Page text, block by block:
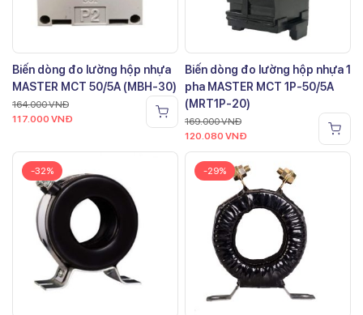
Biến dòng đo lường hộp nhựa
MASTER MCT 50/5A (MBH-30)
164.000VNĐ
117.000 VNĐ
Biến dòng đo lường hộp nhựa 1
pha MASTER MCT 1P-50/5A
(MRT1P-20)
169.000VNĐ
120.080 VNĐ
-32% -29%